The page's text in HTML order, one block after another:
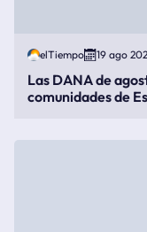
elTiempo 19 ago
Las DANA de
comunidades de